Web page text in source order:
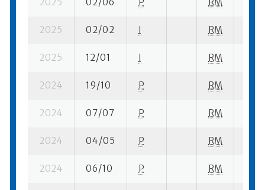
2025 02/02 I RM
2025 12/01 I RM
2024 19/10 P RM
2024 07/07 P RM
2024 04/05 P RM
2024 06/10 P RM